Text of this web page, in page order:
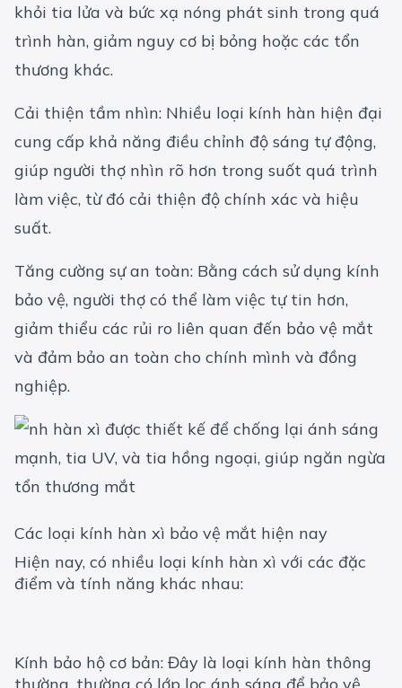
khỏi tia lửa và bức xạ nóng phát sinh trong quá
trình hàn, giảm nguy cơ bị bỏng hoặc các tổn
thương khác.
Cải thiện tầm nhìn: Nhiều loại kính hàn hiện đại
cung cấp khả năng điều chỉnh độ sáng tự động,
giúp người thợ nhìn rõ hơn trong suốt quá trình
làm việc, từ đó cải thiện độ chính xác và hiệu
suất.
Tăng cường sự an toàn: Bằng cách sử dụng kính
bảo vệ, người thợ có thể làm việc tự tin hơn,
giảm thiểu các rủi ro liên quan đến bảo vệ mắt
và đảm bảo an toàn cho chính mình và đồng
nghiệp.
Các loại kính hàn xì bảo vệ mắt hiện nay
Hiện nay, có nhiều loại kính hàn xì với các đặc
điểm và tính năng khác nhau:
Kính bảo hộ cơ bản: Đây là loại kính hàn thông